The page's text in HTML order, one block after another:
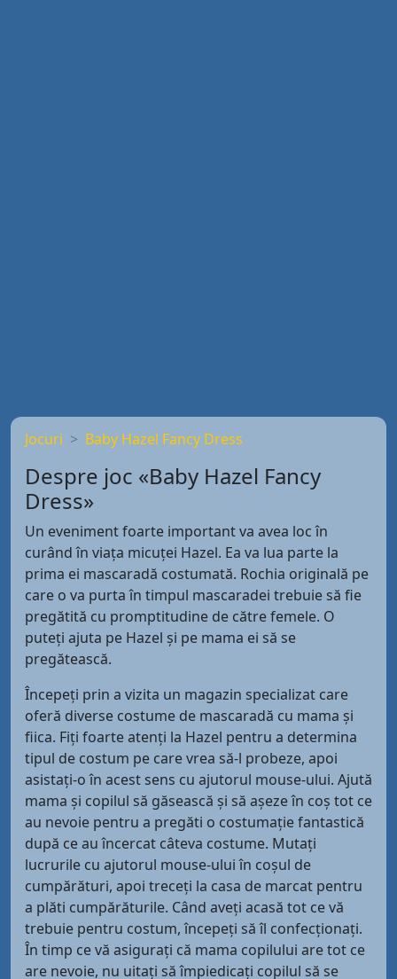
Jocuri Baby Hazel Fancy Dress
Despre joc «Baby Hazel Fancy
Dress»
Un eveniment foarte important va avea loc în
curând în viața micuței Hazel. Ea va lua parte la
prima ei mascaradă costumată. Rochia originală pe
care o va purta în timpul mascaradei trebuie să fie
pregătită cu promptitudine de către femele. O
puteți ajuta pe Hazel și pe mama ei să se
pregătească.
Începeți prin a vizita un magazin specializat care
oferă diverse costume de mascaradă cu mama și
fiica. Fiți foarte atenți la Hazel pentru a determina
tipul de costum pe care vrea să-l probeze, apoi
asistați-o în acest sens cu ajutorul mouse-ului. Ajută
mama și copilul să găsească și să așeze în coș tot ce
au nevoie pentru a pregăti o costumație fantastică
după ce au încercat câteva costume. Mutați
lucrurile cu ajutorul mouse-ului în coșul de
cumpărături, apoi treceți la casa de marcat pentru
a plăti cumpărăturile. Când aveți acasă tot ce vă
trebuie pentru costum, începeți să îl confecționați.
În timp ce vă asigurați că mama copilului are tot ce
are nevoie, nu uitați să împiedicați copilul să se